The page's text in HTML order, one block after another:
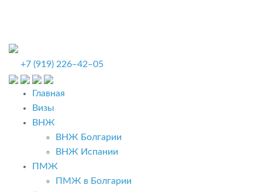
+7 (919) 226‒42‒05
Главная
Визы
ВНЖ
ВНЖ Болгарии
ВНЖ Испании
ПМЖ
ПМЖ в Болгарии